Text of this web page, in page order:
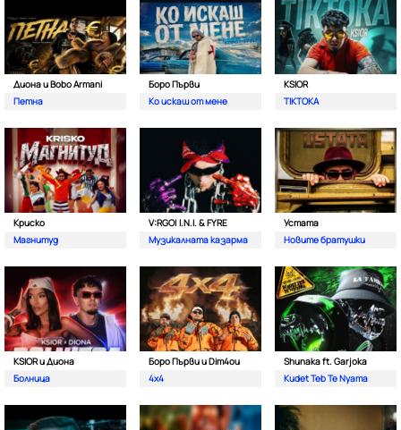
Диона и Bobo Armani
Петна
Боро Първи
Ко искаш от мене
KSIOR
TIKTOKA
Криско
Магнитуд
V:RGO| I.N.I. & FYRE
Музикалната казарма
Устата
Новите братушки
KSIOR и Диона
Болница
Боро Първи и Dim4ou
4x4
Shunaka ft. Garjoka
Kudet Teb Te Nyama